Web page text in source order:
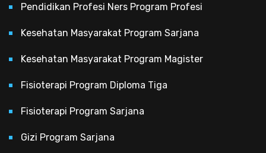
Pendidikan Profesi Ners Program Profesi
Kesehatan Masyarakat Program Sarjana
Kesehatan Masyarakat Program Magister
Fisioterapi Program Diploma Tiga
Fisioterapi Program Sarjana
Gizi Program Sarjana